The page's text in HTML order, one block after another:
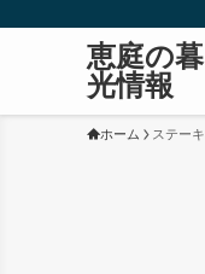
恵庭の
光情報
ホーム ステーキ